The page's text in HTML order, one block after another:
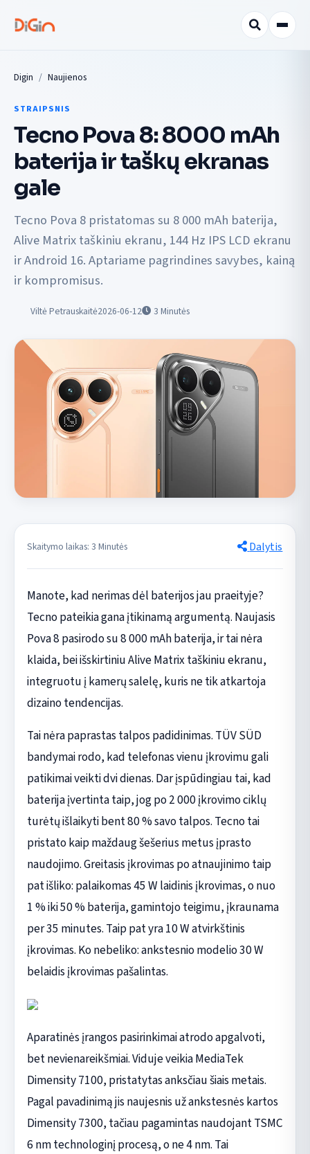
Digin Naujienos
STRAIPSNIS
Tecno Pova 8: 8000 mAh
baterija ir taškų ekranas
gale
Tecno Pova 8 pristatomas su 8 000 mAh baterija,
Alive Matrix taškiniu ekranu, 144 Hz IPS LCD ekranu
ir Android 16. Aptariame pagrindines savybes, kainą
ir kompromisus.
Viltė Petrauskaitė2026-06-12 3 Minutės
Skaitymo laikas: 3 Minutės Dalytis
Manote, kad nerimas dėl baterijos jau praeityje?
Tecno pateikia gana įtikinamą argumentą. Naujasis
Pova 8 pasirodo su 8 000 mAh baterija, ir tai nėra
klaida, bei išskirtiniu Alive Matrix taškiniu ekranu,
integruotu į kamerų salelę, kuris ne tik atkartoja
dizaino tendencijas.
Tai nėra paprastas talpos padidinimas. TÜV SÜD
bandymai rodo, kad telefonas vienu įkrovimu gali
patikimai veikti dvi dienas. Dar įspūdingiau tai, kad
baterija įvertinta taip, jog po 2 000 įkrovimo ciklų
turėtų išlaikyti bent 80 % savo talpos. Tecno tai
pristato kaip maždaug šešerius metus įprasto
naudojimo. Greitasis įkrovimas po atnaujinimo taip
pat išliko: palaikomas 45 W laidinis įkrovimas, o nuo
1 % iki 50 % baterija, gamintojo teigimu, įkraunama
per 35 minutes. Taip pat yra 10 W atvirkštinis
įkrovimas. Ko nebeliko: ankstesnio modelio 30 W
belaidis įkrovimas pašalintas.
Aparatinės įrangos pasirinkimai atrodo apgalvoti,
bet nevienareikšmiai. Viduje veikia MediaTek
Dimensity 7100, pristatytas anksčiau šiais metais.
Pagal pavadinimą jis naujesnis už ankstesnės kartos
Dimensity 7300, tačiau pagamintas naudojant TSMC
6 nm technologinį procesą, o ne 4 nm. Tai